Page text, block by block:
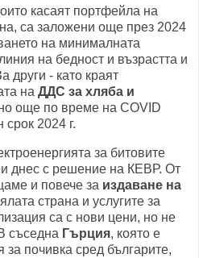
касаят портфейла на
са заложени още през 2024
на минималната
на бедност и възрастта и
други - като краят
на ДДС за хляба и
още по време на COVID
срок 2024 г.
за битовите
днес с решение на КЕВР. От
и повече за издаване на
страна и услугите за
са с нови цени, но не
съседна Гърция, която е
почивка сред българите,